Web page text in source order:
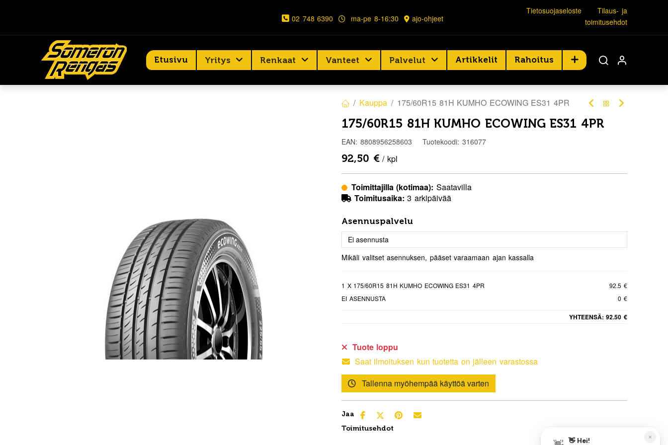
02 748 6390 ma-pe 8-16:30 ajo-ohjeet
Tietosuojaseloste
Tilaus- ja
toimitusehdot
Etusivu Yritys Renkaat Vanteet Palvelut Artikkelit Rahoitus
Kauppa 175/60R15 81H KUMHO ECOWING ES31 4PR
175/60R15 81H KUMHO ECOWING ES31 4PR
EAN: 8808956258603 Tuotekoodi: 316077
92,50 € / kpl
Toimittajilla (kotimaa): Saatavilla
Toimitusaika: 3 arkipäivää
Asennuspalvelu
Mikäli valitset asennuksen, pääset varaamaan ajan kassalla
1 X 175/60R15 81H KUMHO ECOWING ES31 4PR
92.5 €
EI ASENNUSTA
0 €
YHTEENSÄ: 92.50 €
Tuote loppu
Saat ilmoituksen kun tuotetta on jälleen varastossa
Tallenna myöhempää käyttöä varten
Jaa
Toimitusehdot